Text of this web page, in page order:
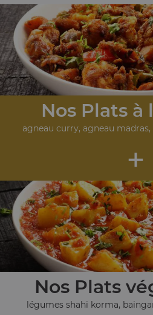
Nos Plats à
agneau curry, agneau
+
Nos Plats
légumes shahi korma,